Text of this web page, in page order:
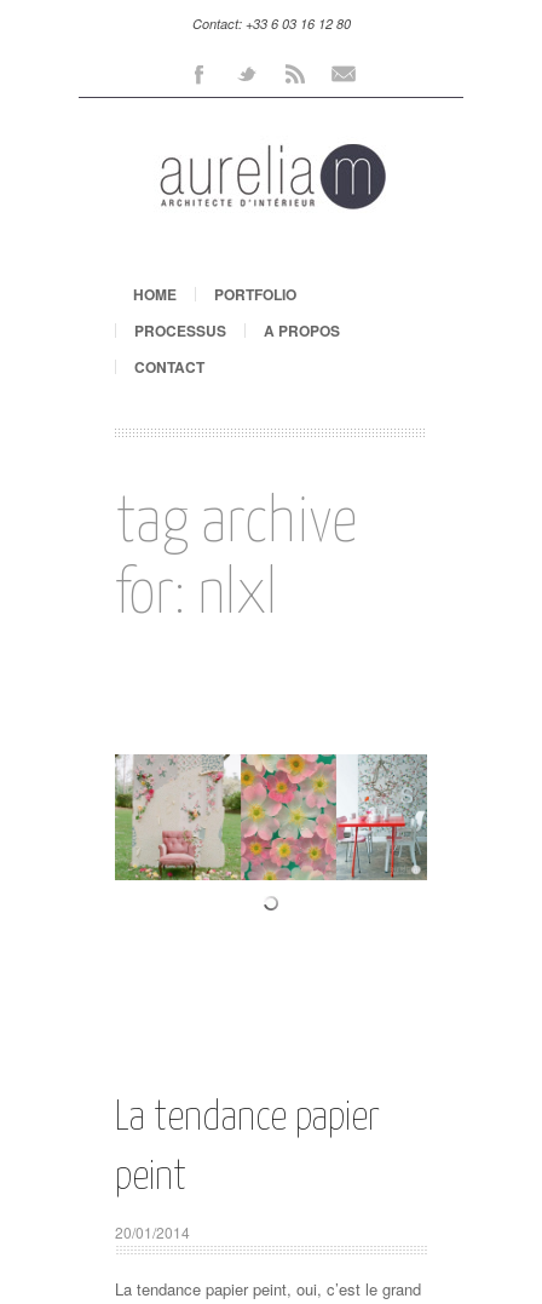
Contact: +33 6 03 16 12 80
FacebookTwitter Rss
HOME
PORTFOLIO
PROCESSUS
A PROPOS
CONTACT
tag archive
for: nlxl
La tendance papier
peint
20/01/2014
La tendance papier peint, oui, c’est le grand